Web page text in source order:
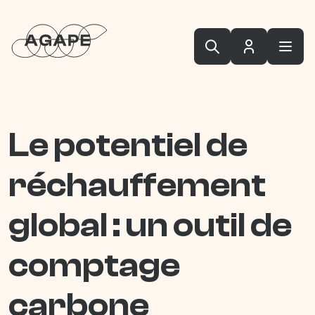
Le potentiel de
réchauffement
global : un outil de
comptage
carbone